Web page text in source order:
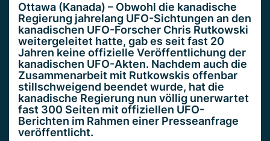
Ottawa (Kanada) – Obwohl die kanadische
Regierung jahrelang UFO-Sichtungen an den
kanadischen UFO-Forscher Chris Rutkowski
weitergeleitet hatte, gab es seit fast 20
Jahren keine offizielle Veröffentlichung der
kanadischen UFO-Akten. Nachdem auch die
Zusammenarbeit mit Rutkowskis offenbar
stillschweigend beendet wurde, hat die
kanadische Regierung nun völlig unerwartet
fast 300 Seiten mit offiziellen UFO-
Berichten im Rahmen einer Presseanfrage
veröffentlicht.